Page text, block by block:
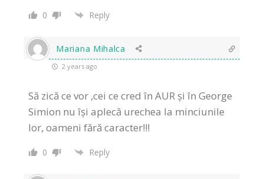
0 Reply
Mariana Mihalca
2 years ago
Să zică ce vor ,cei ce cred în AUR și în George
Simion nu își aplecă urechea la minciunile
lor, oameni fără caracter!!!
0 Reply